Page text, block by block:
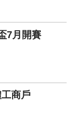
7月開賽
商戶